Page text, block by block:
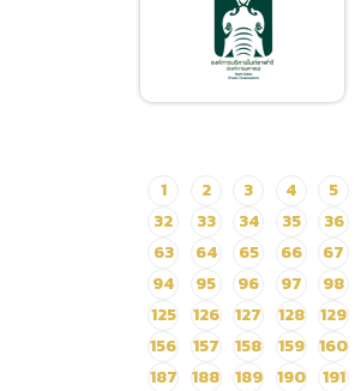
ประกาศผู้ชนะการเสนอราคา
จ้างจัดกิจกรรมวันคริสต์มาส
โดยวิธีเฉพาะเจาะจง
ประกาศประกวดราคาจัดซื้อ
รถโดยสารขนาด 12 ที่นั่ง
(ดีเซล) ด้วยวิธีประกวด
ราคาอิเล็กทรอนิกส์ (e-
bidding)
1 2 3 4 5
32
33 34 35 36
63
64 65 66 67
94
95 96 97 98
125
126 127 128 129
156
157 158 159 160
187
188 189 190 191